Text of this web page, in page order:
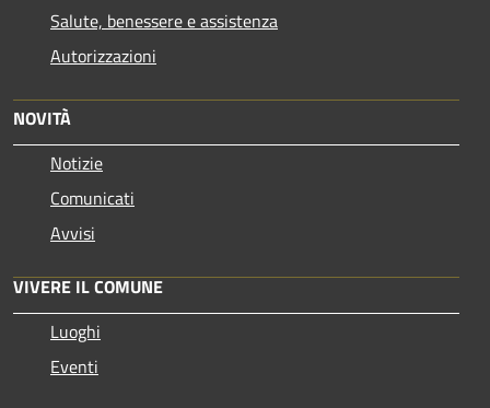
Salute, benessere e assistenza
Autorizzazioni
NOVITÀ
Notizie
Comunicati
Avvisi
VIVERE IL COMUNE
Luoghi
Eventi